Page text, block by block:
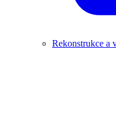
Rekonstrukce a